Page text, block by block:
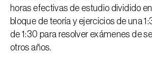
horas efectivas de estudio dividido
bloque de teoría y ejercicios de una
de 1:30 para resolver exámenes de
otros años.